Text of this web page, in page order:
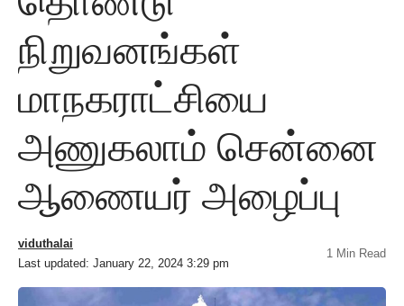
நிறுவனங்கள்
மாநகராட்சியை
அணுகலாம் சென்னை
ஆணையர் அழைப்பு
Last updated: January 22, 2024 3:29 pm
viduthalai
1 Min Read